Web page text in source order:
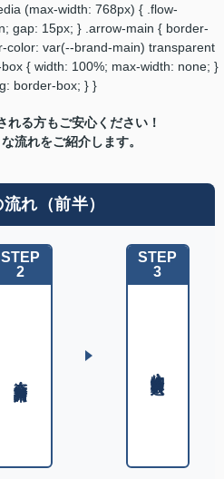
(max-width: 768px) { .flow-
gap: 15px; } .arrow-main { border-
color: var(--brand-main) transparent
{ width: 100%; max-width: none; }
border-box; } }
れる方もご安心ください！
流れをご紹介します。
れ（前半）
STEP
2
STEP
3
物件紹介・購入申込み